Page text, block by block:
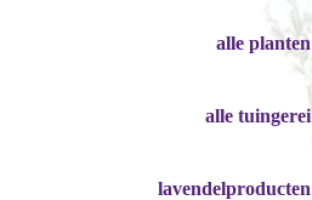
alle planten
alle tuingerei
lavendelproducten